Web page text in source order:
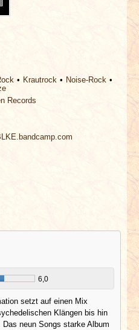
Krautrock
Noise-Rock
Records
6,0
setzt auf einen Mix
Klängen bis hin
neun Songs starke Album